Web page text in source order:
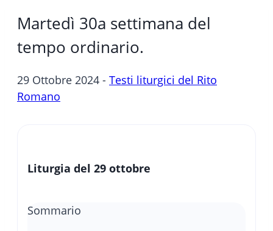
Martedì 30a settimana del
tempo ordinario.
29 Ottobre 2024 - Testi liturgici del Rito
Romano
Liturgia del 29 ottobre
Sommario